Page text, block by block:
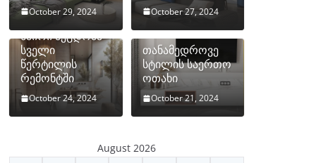
October 29, 2024 October 27, 2024
ხშირი შეცდომა
სველი
წერტილის
რემონტში
October 24, 2024
თანამედროვე
სტილის საერთო
ოთახი
October 21, 2024
August 2026